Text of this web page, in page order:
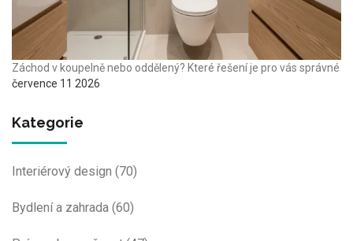
Záchod v koupelně nebo oddělený? Které řešení je pro vás správné
července 11 2026
Kategorie
Interiérový design (70)
Bydlení a zahrada (60)